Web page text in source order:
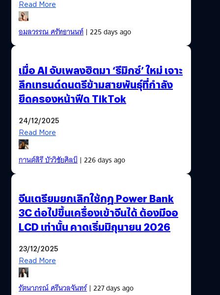
Read More
อมลวรรณ ศรัทธานนท์| 225 days ago
เมื่อ AI จับเพลงฮิตมา ‘รีมิกซ์’ ใหม่ เจาะ
ลึกเทรนด์ดนตรีข้ามสายพันธุ์ที่กำลัง
ยึดครองหน้าฟีด TikTok
24/12/2025
Read More
กานต์สิรี บัววิชัยศิลป์| 226 days ago
จีนเตรียมยกเลิกใช้กฎ Power Bank
3C ต่อไปขึ้นเครื่องเข้าจีนได้ ต้องมีจอ
LCD เท่านั้น คาดเริ่มมิถุนายน 2026
23/12/2025
Read More
รัตนาภรณ์ ศรีนวลจันทร์| 227 days ago